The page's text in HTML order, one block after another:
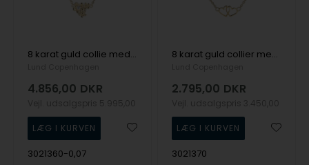
8 karat guld collie med blomster og diamant fra Lund Copenhagen
4.856,00 DKR
3021360-0,07
8 karat guld collier med dobbelthjerte vedhæng fra Lund Copenhagen
2.795,00 DKR
3021370